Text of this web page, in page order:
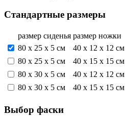
Стандартные размеры
размер сиденья размер ножки
80 x 25 x 5 см
40 x 12 x 12 см
80 x 25 x 5 см
40 x 15 x 15 см
80 x 30 x 5 см
40 x 12 x 12 см
80 x 30 x 5 см
40 x 15 x 15 см
Выбор фаски